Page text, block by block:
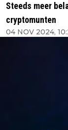
Steeds meer
cryptomunten
04 NOV 2024,